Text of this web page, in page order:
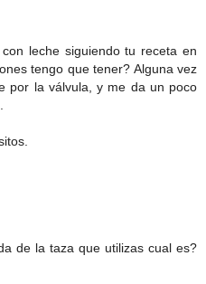
leche siguiendo tu receta en
tengo que tener? Alguna vez
por la válvula, y me da un poco
de la taza que utilizas cual es?